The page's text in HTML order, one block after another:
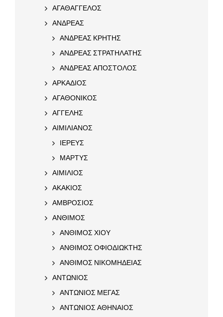
ΑΓΑΘΑΓΓΕΛΟΣ
ΑΝΔΡΕΑΣ
ΑΝΔΡΕΑΣ ΚΡΗΤΗΣ
ΑΝΔΡΕΑΣ ΣΤΡΑΤΗΛΑΤΗΣ
ΑΝΔΡΕΑΣ ΑΠΟΣΤΟΛΟΣ
ΑΡΚΑΔΙΟΣ
ΑΓΑΘΟΝΙΚΟΣ
ΑΓΓΕΛΗΣ
ΑΙΜΙΛΙΑΝΟΣ
ΙΕΡΕΥΣ
ΜΑΡΤΥΣ
ΑΙΜΙΛΙΟΣ
ΑΚΑΚΙΟΣ
ΑΜΒΡΟΣΙΟΣ
ΑΝΘΙΜΟΣ
ΑΝΘΙΜΟΣ ΧΙΟΥ
ΑΝΘΙΜΟΣ ΟΦΙΟΔΙΩΚΤΗΣ
ΑΝΘΙΜΟΣ ΝΙΚΟΜΗΔΕΙΑΣ
ΑΝΤΩΝΙΟΣ
ΑΝΤΩΝΙΟΣ ΜΕΓΑΣ
ΑΝΤΩΝΙΟΣ ΑΘΗΝΑΙΟΣ